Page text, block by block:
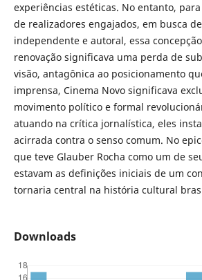
experiências estéticas. No entanto,
de realizadores engajados, em busca
independente e autoral, essa
renovação significava uma perda de
visão, antagônica ao posicionamento
imprensa, Cinema Novo significava
movimento político e formal
atuando na crítica jornalística, eles
acirrada contra o senso comum. No
que teve Glauber Rocha como um de
estavam as definições iniciais de um
tornaria central na história cultural
Downloads